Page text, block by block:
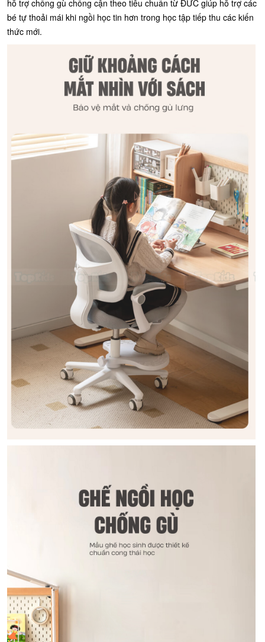
hỗ trợ chống gù chống cận theo tiêu chuẩn từ ĐỨC giúp hỗ trợ các
bé tự thoải mái khi ngồi học tin hơn trong học tập tiếp thu các kiến
thức mới.